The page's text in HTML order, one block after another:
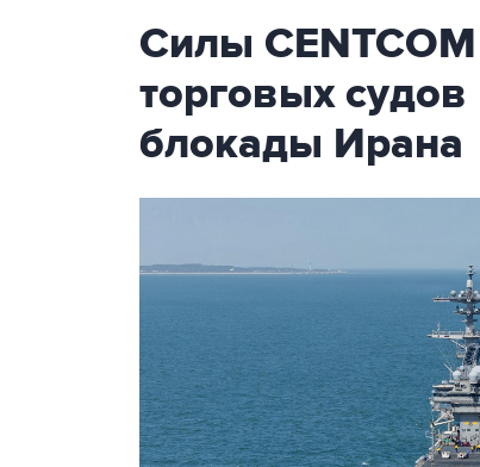
Силы
торговых
блокады Ирана